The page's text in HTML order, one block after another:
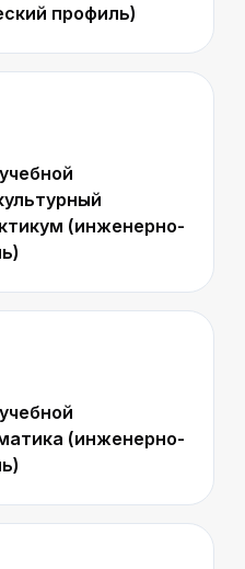
профиль)
(инженерно-
(инженерно-